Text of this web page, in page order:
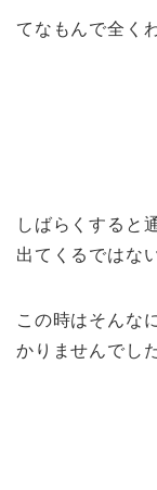
てなもんで全く
しばらくすると
出てくるではな
この時はそんな
かりませんでした